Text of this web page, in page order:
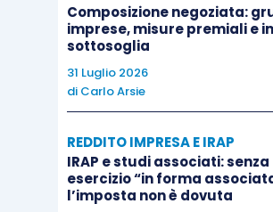
consiglia,assisteeguidail
essendo egli un soggetto
perimetro consulenziale l’attività
perizie, alla cui base c’è unastima
Composizione negoziata:
imprese, misure premiali e
sottosoglia
31 Luglio 2026
di Carlo Arsie
REDDITO IMPRESA E IRAP
IRAP e studi associati: senza
esercizio “in forma
l’imposta non è dovuta